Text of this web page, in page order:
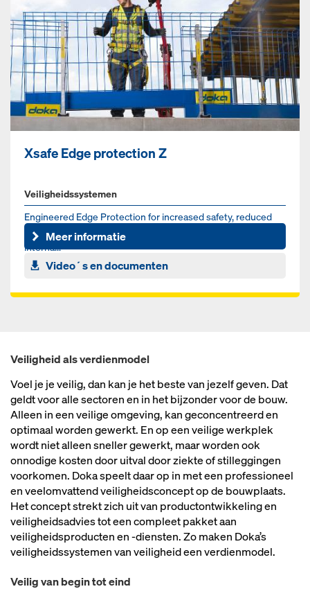
Xsafe Edge protection Z
Veiligheidssystemen
Engineered Edge Protection for increased safety, reduced
labor and simplified site logistics at perimeter edges,
interna...
Meer informatie
Video´s en documenten
Veiligheid als verdienmodel
Voel je je veilig, dan kan je het beste van jezelf geven. Dat
geldt voor alle sectoren en in het bijzonder voor de bouw.
Alleen in een veilige omgeving, kan geconcentreerd en
optimaal worden gewerkt. En op een veilige werkplek
wordt niet alleen sneller gewerkt, maar worden ook
onnodige kosten door uitval door ziekte of stilleggingen
voorkomen. Doka speelt daar op in met een professioneel
en veelomvattend veiligheidsconcept op de bouwplaats.
Het concept strekt zich uit van productontwikkeling en
veiligheidsadvies tot een compleet pakket aan
veiligheidsproducten en -diensten. Zo maken Doka’s
veiligheidssystemen van veiligheid een verdienmodel.
Veilig van begin tot eind